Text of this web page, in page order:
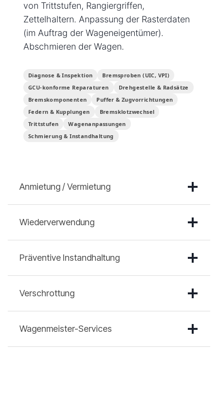
von Trittstufen, Rangiergriffen,
Zettelhaltern. Anpassung der Rasterdaten
(im Auftrag der Wageneigentümer).
Abschmieren der Wagen.
Diagnose & Inspektion
Bremsproben (UIC, VPI)
GCU-konforme Reparaturen
Drehgestelle & Radsätze
Bremskomponenten
Puffer & Zugvorrichtungen
Federn & Kupplungen
Bremsklotzwechsel
Trittstufen
Wagenanpassungen
Schmierung & Instandhaltung
Anmietung / Vermietung
Wiederverwendung
Präventive Instandhaltung
Verschrottung
Wagenmeister-Services